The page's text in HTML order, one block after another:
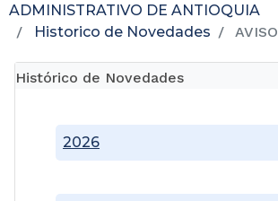
ADMINISTRATIVO DE ANTIOQUIA
Historico de Novedades
AVISO
Histórico de Novedades
2026